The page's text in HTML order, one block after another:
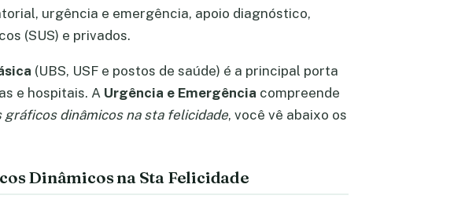
urgência e emergência, apoio diagnóstico,
(SUS) e privados.
(UBS, USF e postos de saúde) é a principal porta
e hospitais. A Urgência e Emergência compreende
dinâmicos na sta felicidade, você vê abaixo os
Dinâmicos na Sta Felicidade